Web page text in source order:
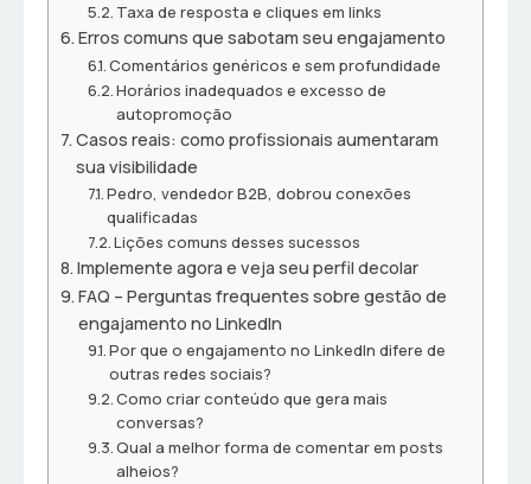
Taxa de resposta e cliques em links
Erros comuns que sabotam seu engajamento
Comentários genéricos e sem profundidade
Horários inadequados e excesso de
autopromoção
Casos reais: como profissionais aumentaram
sua visibilidade
Pedro, vendedor B2B, dobrou conexões
qualificadas
Lições comuns desses sucessos
Implemente agora e veja seu perfil decolar
FAQ – Perguntas frequentes sobre gestão de
engajamento no LinkedIn
Por que o engajamento no LinkedIn difere de
outras redes sociais?
Como criar conteúdo que gera mais
conversas?
Qual a melhor forma de comentar em posts
alheios?